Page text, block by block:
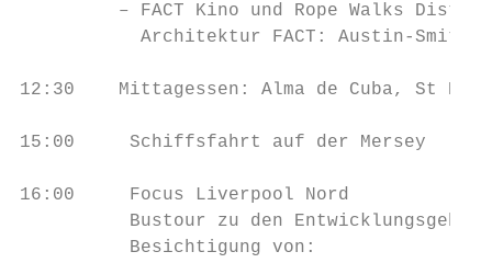
– FACT Kino und Rope Walks
Architektur FACT: Austin-
12:30    Mittagessen: Alma de Cuba, St
15:00     Schiffsfahrt auf der Mersey
16:00     Focus Liverpool Nord
Bustour zu den
          Besichtigung von: